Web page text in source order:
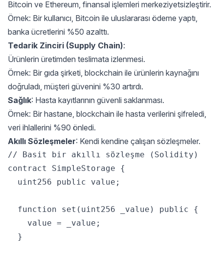
Bitcoin ve Ethereum, finansal işlemleri merkeziyetsizleştirir.
Örnek: Bir kullanıcı, Bitcoin ile uluslararası ödeme yaptı,
banka ücretlerini %50 azalttı.
Tedarik Zinciri (Supply Chain):
Ürünlerin üretimden teslimata izlenmesi.
Örnek: Bir gıda şirketi, blockchain ile ürünlerin kaynağını
doğruladı, müşteri güvenini %30 artırdı.
Sağlık: Hasta kayıtlarının güvenli saklanması.
Örnek: Bir hastane, blockchain ile hasta verilerini şifreledi,
veri ihlallerini %90 önledi.
Akıllı Sözleşmeler: Kendi kendine çalışan sözleşmeler.
// Basit bir akıllı sözleşme (Solidity)
contract SimpleStorage {
  uint256 public value;
  function set(uint256 _value) public {
    value = _value;
  }